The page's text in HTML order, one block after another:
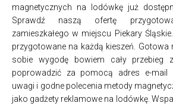
magnetycznych na lodówkę już
Sprawdź naszą ofertę
zamieszkałego w miejscu Piekary
przygotowane na każdą kieszeń. Gotowa
sobie wygodę bowiem cały przebieg
poprowadzić za pomocą adres e-mail
uwagi i godne polecenia metody
jako gadżety reklamowe na lodówkę.